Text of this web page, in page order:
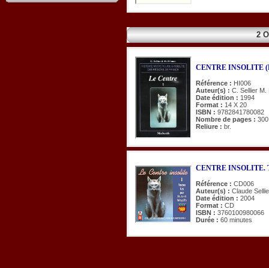
2
CENTRE INSOLITE
Référence : HI006
Auteur(s) : C. Sellier M.
Date édition : 1994
Format : 14 X 20
ISBN : 9782841780082
Nombre de pages : 300
Reliure : br.
CENTRE INSOLITE.
Référence : CD006
Auteur(s) : Claude
Date édition : 2004
Format : CD
ISBN : 3760100980066
Durée : 60 minutes